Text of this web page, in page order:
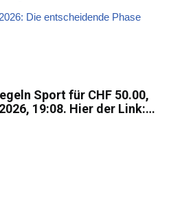
Die entscheidende Phase